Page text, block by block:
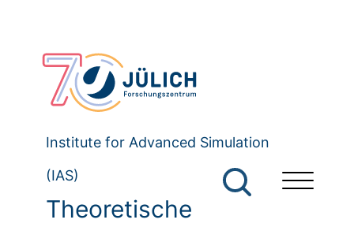
Institute for Advanced Simulation
(IAS)
Theoretische